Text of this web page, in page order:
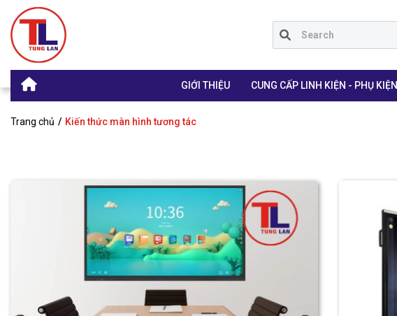
GIỚI THIỆU CUNG CẤP LINH KIỆN - PHỤ KIỆN
Trang chủ Kiến thức màn hình tương tác